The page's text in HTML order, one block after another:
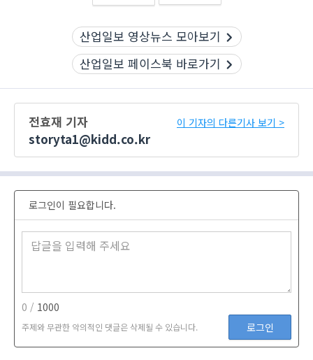
산업일보 영상뉴스 모아보기
산업일보 페이스북 바로가기
전효재 기자
storyta1@kidd.co.kr
이 기자의 다른기사 보기 >
로그인이 필요합니다.
0 / 1000
주제와 무관한 악의적인 댓글은 삭제될 수 있습니다. 로그인